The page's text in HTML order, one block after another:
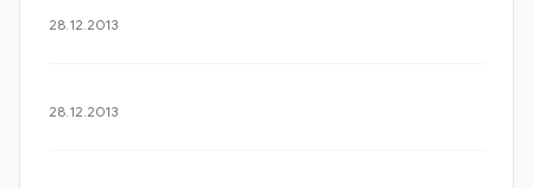
28.12.2013
28.12.2013